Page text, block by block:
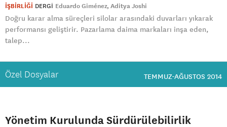
İŞBİRLİĞİ DERGI Eduardo Giménez Aditya Joshi
Doğru karar alma süreçleri silolar arasındaki duvarları yıkarak
performansı geliştirir. Pazarlama daima markaları inşa eden,
talep...
Özel Dosyalar TEMMUZ-AĞUSTOS 2014
Yönetim Kurulunda Sürdürülebilirlik